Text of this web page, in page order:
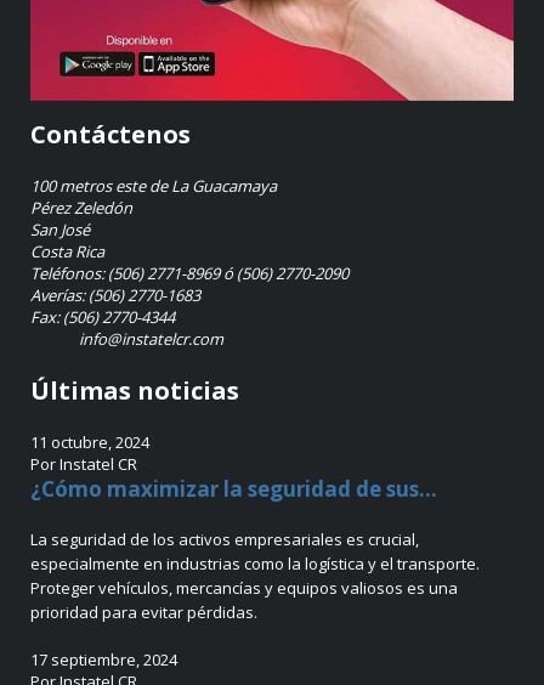
Contáctenos
100 metros este de La Guacamaya
Pérez Zeledón
San José
Costa Rica
Teléfonos: (506) 2771-8969 ó (506) 2770-2090
Averías: (506) 2770-1683
Fax: (506) 2770-4344
info@instatelcr.com
Últimas noticias
11 octubre, 2024
Por Instatel CR
¿Cómo maximizar la seguridad de sus...
La seguridad de los activos empresariales es crucial,
especialmente en industrias como la logística y el transporte.
Proteger vehículos, mercancías y equipos valiosos es una
prioridad para evitar pérdidas.
17 septiembre, 2024